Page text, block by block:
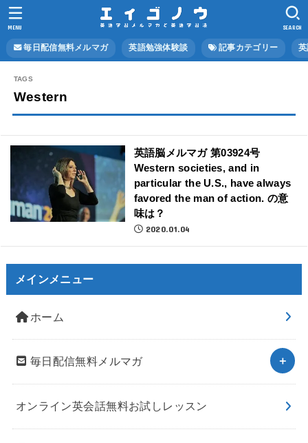
毎日配信無料メルマガ 英語勉強体験談 記事カテゴリー
SEARCH
MENU
Western
英語脳メルマガ 第03924号
Western societies, and in
particular the U.S., have always
favored the man of action. の意
味は？
2020.01.04
メインメニュー
ホーム
毎日配信無料メルマガ
オンライン英会話無料お試しレッスン